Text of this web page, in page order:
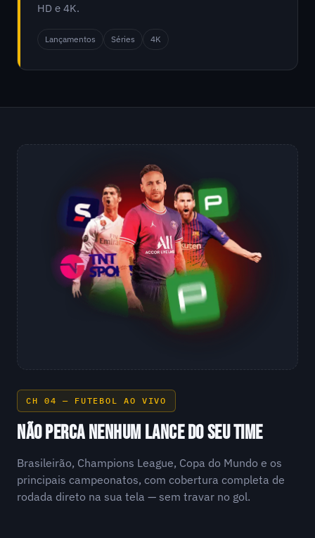
HD e 4K.
Lançamentos Séries 4K
CH 04 — FUTEBOL AO VIVO
NÃO PERCA NENHUM LANCE DO SEU TIME
Brasileirão, Champions League, Copa do Mundo e os
principais campeonatos, com cobertura completa de
rodada direto na sua tela — sem travar no gol.